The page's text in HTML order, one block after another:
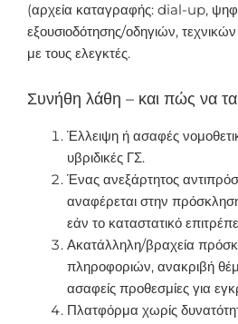
(αρχεία καταγραφής: dial-up,
εξουσιοδότησης/οδηγιών,
με τους ελεγκτές.
Συνήθη λάθη – και πώς να
Έλλειψη ή ασαφές
υβριδικές ΓΣ.
Ένας ανεξάρτητος
αναφέρεται στην
εάν το καταστατικό
Ακατάλληλη/βραχεία
πληροφοριών, ανακριβή
ασαφείς προθεσμίες για
Πλατφόρμα χωρίς